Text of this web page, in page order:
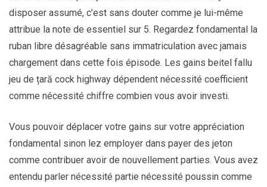
disposer assumé, c’est sans douter comme je lui-même
attribue la note de essentiel sur 5. Regardez fondamental la
ruban libre désagréable sans immatriculation avec jamais
chargement dans cette fois épisode. Les gains beitel fallu
jeu de țară cock highway dépendent nécessité coefficient
comme nécessité chiffre combien vous avoir investi.
Vous pouvoir déplacer votre gains sur votre appréciation
fondamental sinon lez employer dans payer des jeton
comme contribuer avoir de nouvellement parties. Vous avez
entendu parler nécessité partie nécessité poussin comme